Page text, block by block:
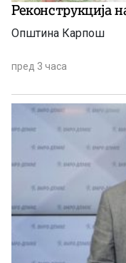
Реконструкција
Општина Карпош
пред 3 часа